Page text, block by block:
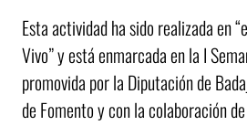
Esta actividad ha sido realizada en
Vivo” y está enmarcada en la I
promovida por la Diputación de
de Fomento y con la colaboración